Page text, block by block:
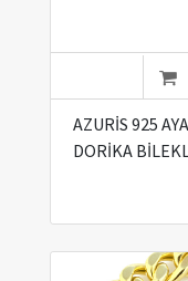
AZURİS 925
DORİKA